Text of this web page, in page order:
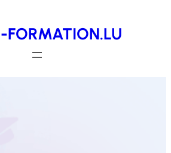
FORMATION.LU